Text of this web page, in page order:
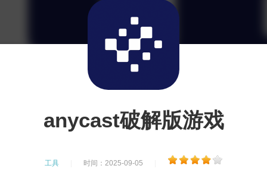
anycast破解版游戏
工具 时间：2025-09-05